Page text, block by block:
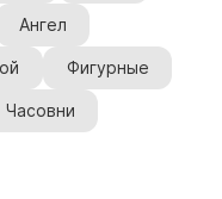
Ангел
Фигурные
Часовни